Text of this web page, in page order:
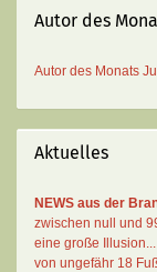
Autor des
Autor des Monats
Aktuelles
NEWS aus der
zwischen null und
eine große
von ungefähr 18